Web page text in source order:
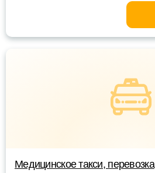
Медицинское такси, перевозка